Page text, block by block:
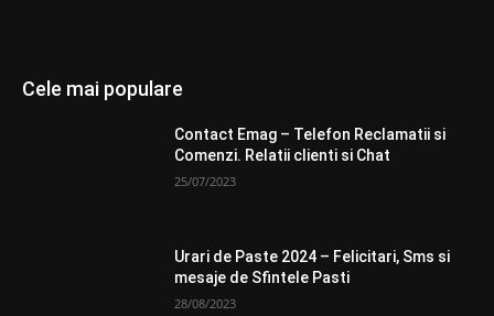
Cele mai populare
Contact Emag – Telefon Reclamatii si
Comenzi. Relatii clienti si Chat
25/07/2023
Urari de Paste 2024 – Felicitari, Sms si
mesaje de Sfintele Pasti
28/08/2023